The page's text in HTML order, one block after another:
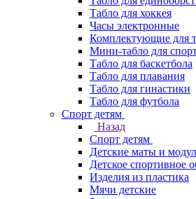
Табло для хоккея
Часы электронные
Комплектующие для
Мини-табло для
Табло для баскетбола
Табло для плавания
Табло для гинастики
Табло для футбола
Спорт детям
Назад
Спорт детям
Детские маты и
Детское спортивное
Изделия из пластика
Мячи детские